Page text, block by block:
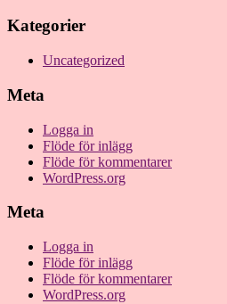
Kategorier
Uncategorized
Meta
Logga in
Flöde för inlägg
Flöde för kommentarer
WordPress.org
Meta
Logga in
Flöde för inlägg
Flöde för kommentarer
WordPress.org